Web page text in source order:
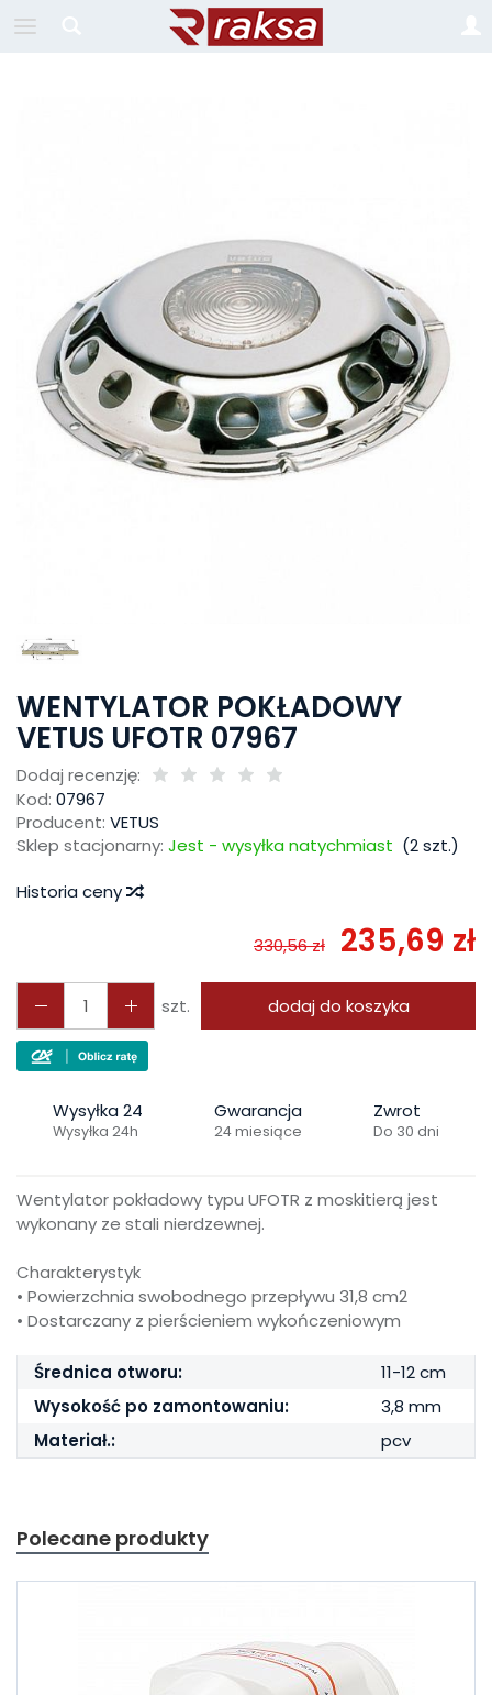
WENTYLATOR POKŁADOWY
VETUS UFOTR 07967
Dodaj recenzję:
Kod: 07967
Producent: VETUS
Sklep stacjonarny: Jest - wysyłka natychmiast (2szt.)
Historia ceny
330,56 zł 235,69 zł
szt. dodaj do koszyka
Wysyłka 24
Wysyłka 24h
Gwarancja
24 miesiące
Zwrot
Do 30 dni
Wentylator pokładowy typu UFOTR z moskitierą jest
wykonany ze stali nierdzewnej.
Charakterystyk
• Powierzchnia swobodnego przepływu 31,8 cm2
• Dostarczany z pierścieniem wykończeniowym
Średnica otworu:
11-12 cm
Wysokość po zamontowaniu:
3,8 mm
Materiał.:
pcv
Polecane produkty